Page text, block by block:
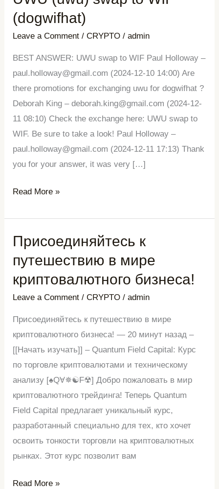
(dogwifhat)
Leave a Comment /CRYPTO /admin
BEST ANSWER: UWU swap to WIF Paul Holloway –
paul.holloway@gmail.com (2024-12-10 14:00) Are
there promotions for exchanging uwu for dogwifhat ?
Deborah King – deborah.king@gmail.com (2024-12-
11 08:10) Check the exchange here: UWU swap to
WIF. Be sure to take a look! Paul Holloway –
paul.holloway@gmail.com (2024-12-11 17:13) Thank
you for your answer, it was very […]
(uwu)
swap
to
WIF
(dogwifhat)
Read More »
Присоединяйтесь к
путешествию в мире
криптовалютного бизнеса!
Leave a Comment /CRYPTO /admin
Присоединяйтесь к путешествию в мире
криптовалютного бизнеса! — 20 минут назад –
[[Начать изучать]] – Quantum Field Capital: Курс
по торговле криптовалютами и техническому
анализу [♠QⱯ✵☯F☢] Добро пожаловать в мир
криптовалютного трейдинга! Теперь Quantum
Field Capital предлагает уникальный курс,
разработанный специально для тех, кто хочет
освоить тонкости торговли на криптовалютных
рынках. Этот курс позволит вам
Присоединяйтесь
путешествию
в
мире
криптовалютного
Read More »